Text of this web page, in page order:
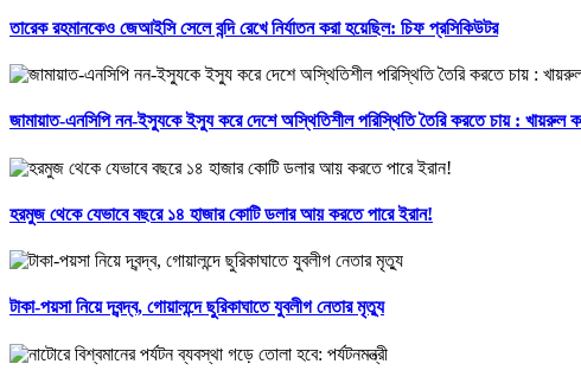
তারেক রহমানকেও জেআইসি সেলে বন্দি রেখে নির্যাতন করা হয়েছিল: চিফ প্রসিকিউটর
জামায়াত-এনসিপি নন-ইস্যুকে ইস্যু করে দেশে অস্থিতিশীল পরিস্থিতি তৈরি করতে চায় : খায়রুল
হরমুজ থেকে যেভাবে বছরে ১৪ হাজার কোটি ডলার আয় করতে পারে ইরান!
টাকা-পয়সা নিয়ে দ্বন্দ্ব, গোয়ালন্দে ছুরিকাঘাতে যুবলীগ নেতার মৃত্যু